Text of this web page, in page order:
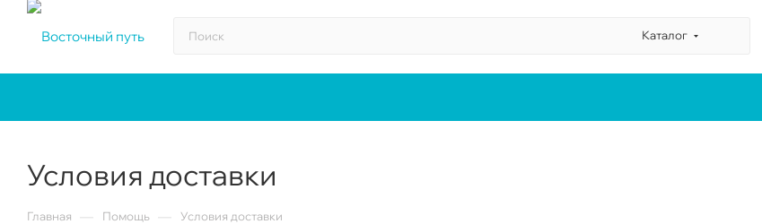
Каталог
Условия доставки
Главная Помощь Условия доставки